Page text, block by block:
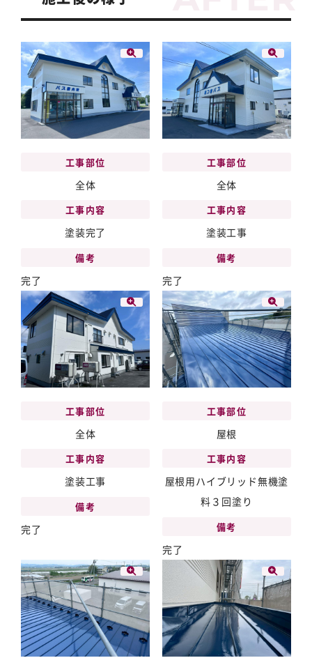
工事部位
全体
工事内容
塗装完了
備考
完了
工事部位
全体
工事内容
塗装工事
備考
完了
工事部位
全体
工事内容
塗装工事
備考
完了
工事部位
屋根
工事内容
屋根用ハイブリッド無機塗
料３回塗り
備考
完了